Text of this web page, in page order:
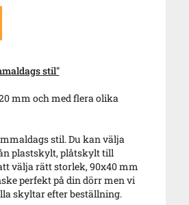
stil"
mm och med flera olika
stil. Du kan välja
plastskylt, plåtskylt till
välja rätt storlek, 90x40 mm
perfekt på din dörr men vi
skyltar efter beställning.